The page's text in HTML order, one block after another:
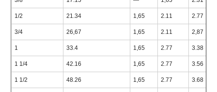
1/2 21.34 1,65 2.11 2.77
3/4 26,67 1,65 2.11 2,87
1 33.4 1,65 2.77 3.38
1 1/4 42.16 1,65 2.77 3.56
1 1/2 48.26 1,65 2.77 3.68